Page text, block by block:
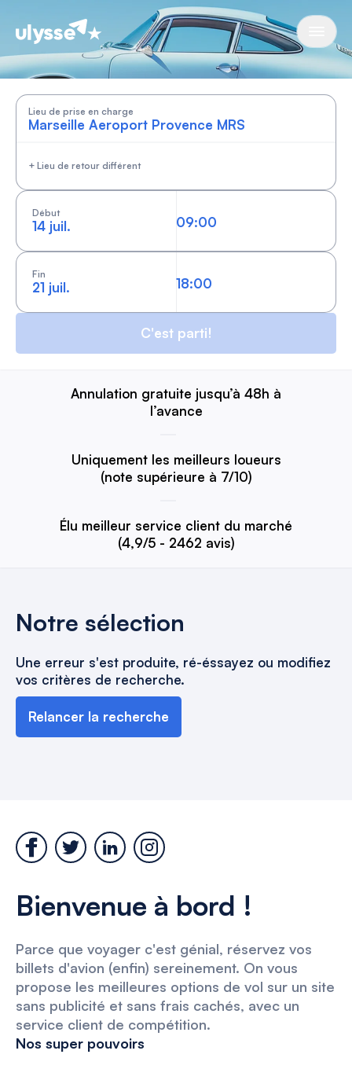
Lieu de prise en charge
+ Lieu de retour différent
Début
14 juil.
Fin
21 juil.
C'est parti!
Annulation gratuite jusqu’à 48h à
l’avance
Uniquement les meilleurs loueurs
(note supérieure à 7/10)
Élu meilleur service client du marché
(4,9/5 - 2462 avis)
Notre sélection
Une erreur s'est produite, ré-éssayez ou modifiez
vos critères de recherche.
Relancer la recherche
Bienvenue à bord !
Parce que voyager c'est génial, réservez vos
billets d'avion (enfin) sereinement. On vous
propose les meilleures options de vol sur un site
sans publicité et sans frais cachés, avec un
service client de compétition.
Nos super pouvoirs